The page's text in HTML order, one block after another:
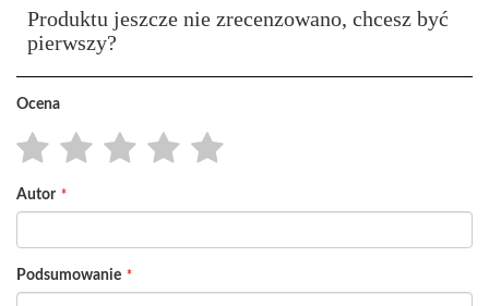
Produktu jeszcze nie zrecenzowano, chcesz być
pierwszy?
Ocena
star
stars
stars
stars
stars
Autor
Podsumowanie